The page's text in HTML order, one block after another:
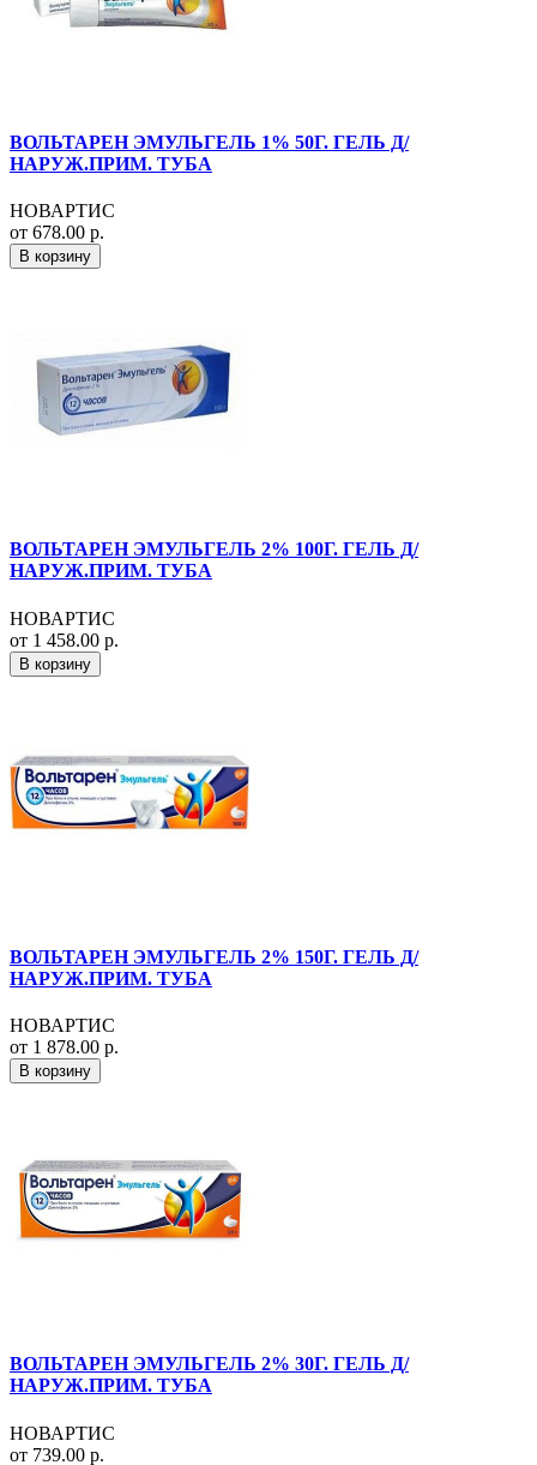
ВОЛЬТАРЕН ЭМУЛЬГЕЛЬ 1% 50Г. ГЕЛЬ Д/
НАРУЖ.ПРИМ. ТУБА
НОВАРТИС
от 678.00 р.
В корзину
ВОЛЬТАРЕН ЭМУЛЬГЕЛЬ 2% 100Г. ГЕЛЬ Д/
НАРУЖ.ПРИМ. ТУБА
НОВАРТИС
от 1 458.00 р.
В корзину
ВОЛЬТАРЕН ЭМУЛЬГЕЛЬ 2% 150Г. ГЕЛЬ Д/
НАРУЖ.ПРИМ. ТУБА
НОВАРТИС
от 1 878.00 р.
В корзину
ВОЛЬТАРЕН ЭМУЛЬГЕЛЬ 2% 30Г. ГЕЛЬ Д/
НАРУЖ.ПРИМ. ТУБА
НОВАРТИС
от 739.00 р.